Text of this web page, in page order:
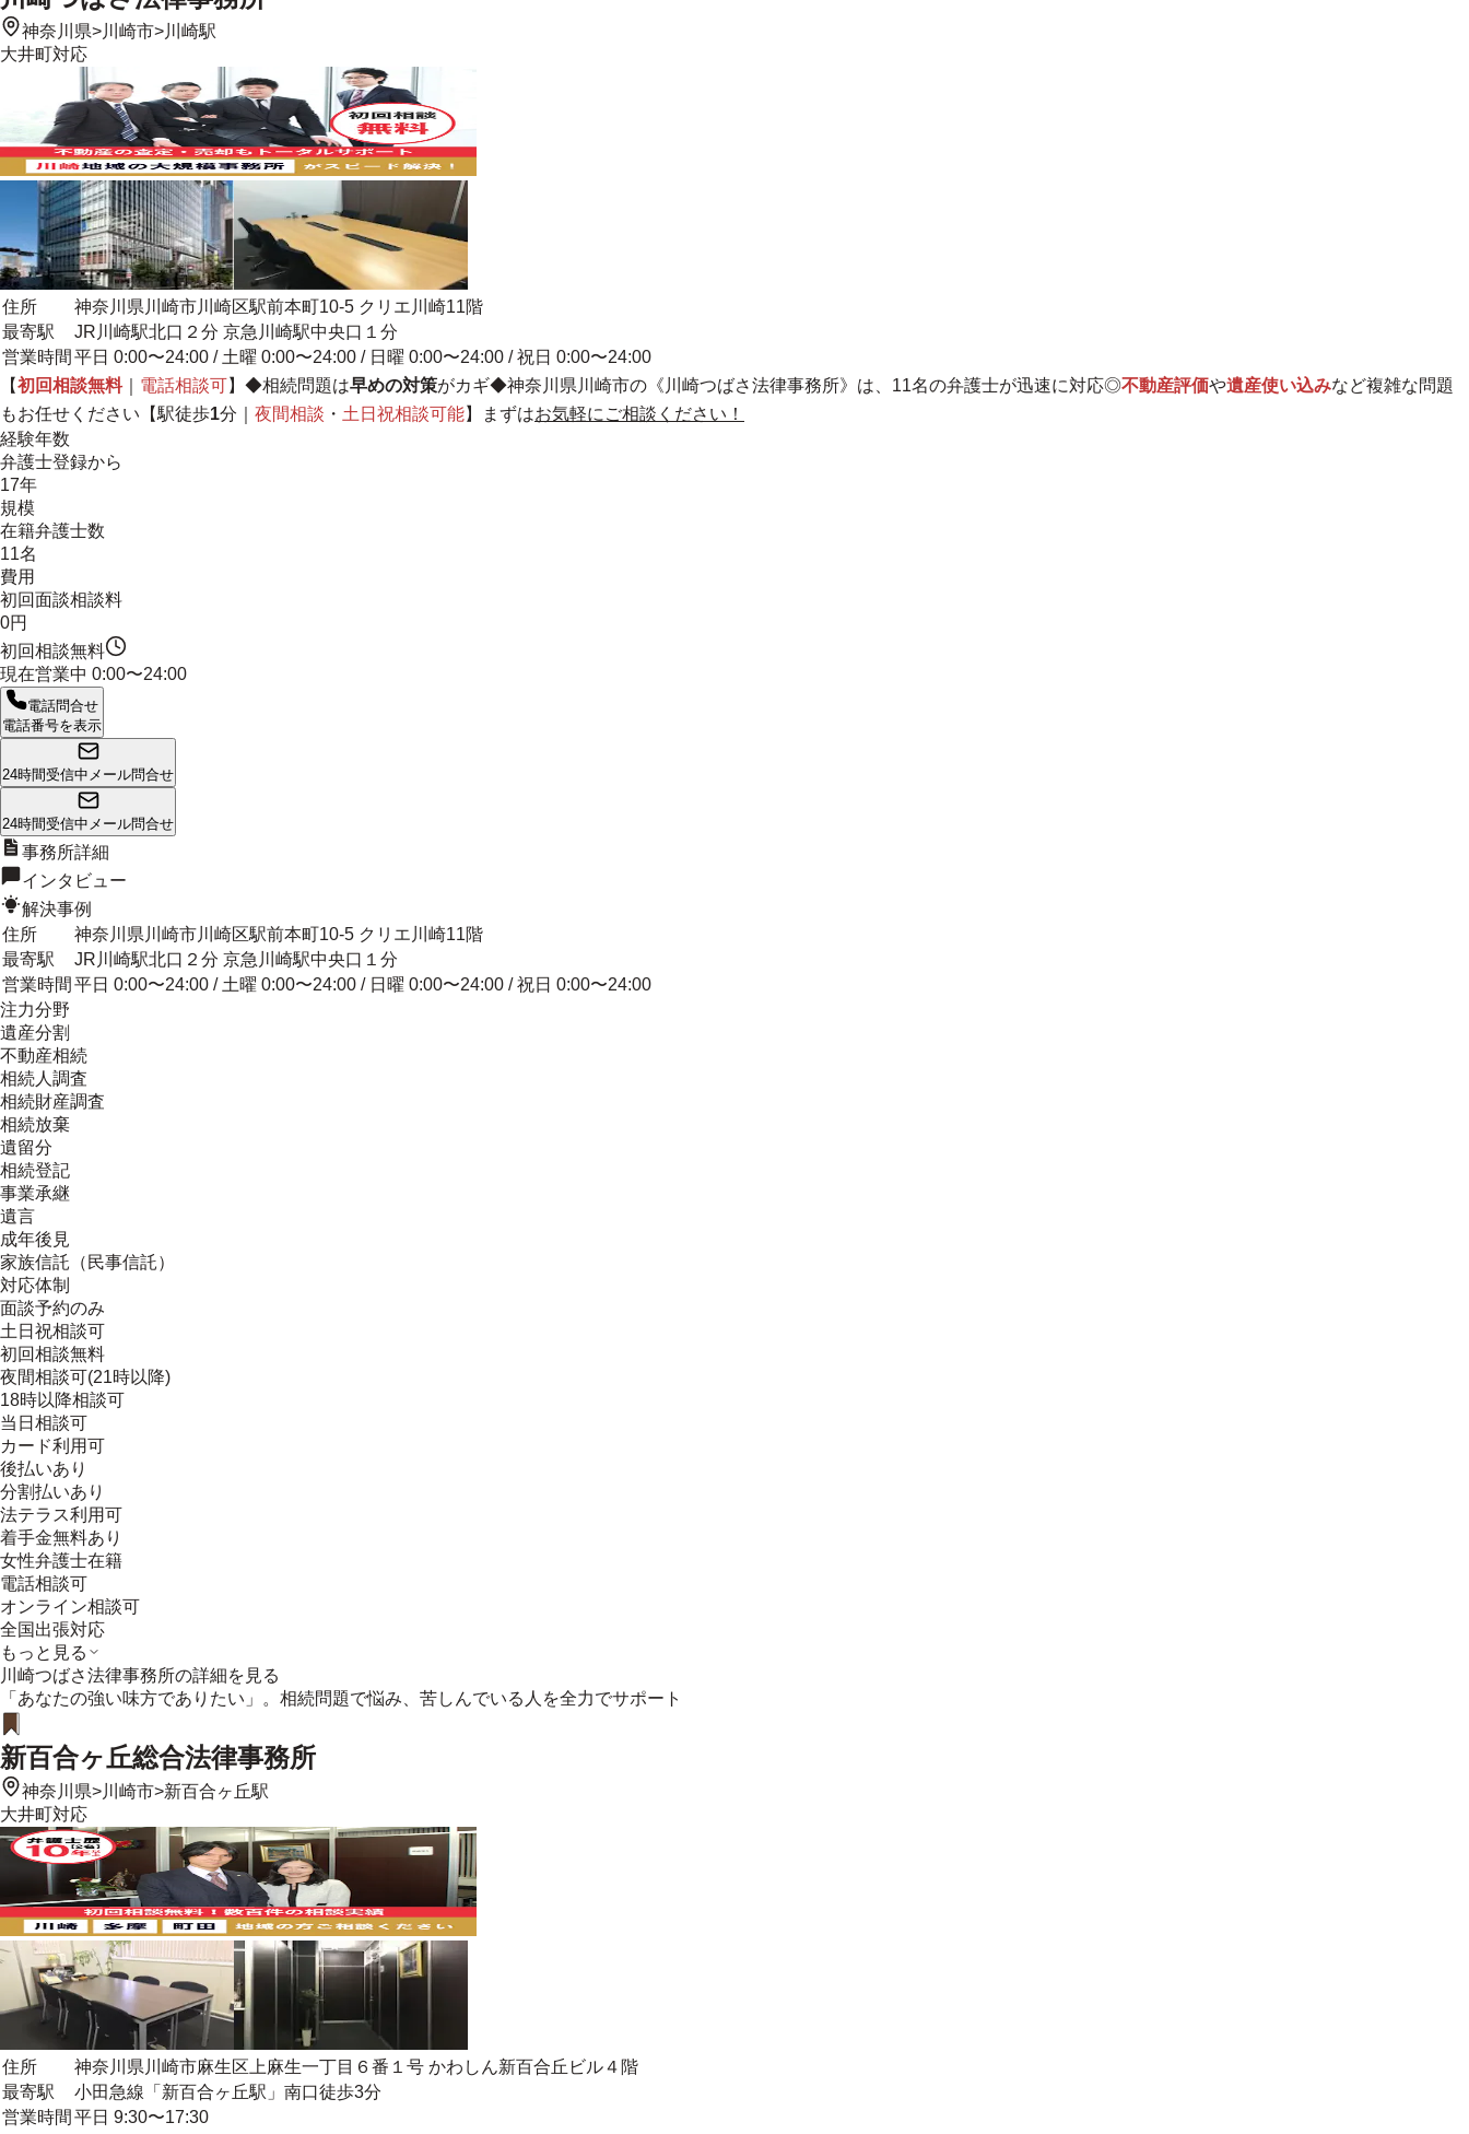
神奈川県>川崎市>川崎駅
大井町対応
住所
神奈川県川崎市川崎区駅前本町10-5 クリエ川崎11階
最寄駅
JR川崎駅北口２分 京急川崎駅中央口１分
営業時間 平日 0:00〜24:00 / 土曜 0:00〜24:00 / 日曜 0:00〜24:00 / 祝日 0:00〜24:00
【初回相談無料｜ 電話相談可】◆相続問題は早めの対策がカギ◆神奈川県川崎市の《川崎つばさ法律事務所》は、11名の弁護士が迅速に対応◎不動産評価や遺産使い込みなど複雑な問題
もお任せください【駅徒歩1分｜ 夜間相談 ・ 土日祝相談可能】まずはお気軽にご相談ください！
経験年数
弁護士登録から
17年
規模
在籍弁護士数
11名
費用
初回面談相談料
0円
初回相談無料
現在営業中 0:00〜24:00
電話問合せ
電話番号を表示
24時間受信中 メール問合せ
24時間受信中 メール問合せ
事務所詳細
インタビュー
解決事例
住所
神奈川県川崎市川崎区駅前本町10-5 クリエ川崎11階
最寄駅
JR川崎駅北口２分 京急川崎駅中央口１分
営業時間 平日 0:00〜24:00 / 土曜 0:00〜24:00 / 日曜 0:00〜24:00 / 祝日 0:00〜24:00
注力分野
遺産分割
不動産相続
相続人調査
相続財産調査
相続放棄
遺留分
相続登記
事業承継
遺言
成年後見
家族信託（民事信託）
対応体制
面談予約のみ
土日祝相談可
初回相談無料
夜間相談可(21時以降)
18時以降相談可
当日相談可
カード利用可
後払いあり
分割払いあり
法テラス利用可
着手金無料あり
女性弁護士在籍
電話相談可
オンライン相談可
全国出張対応
もっと見る
川崎つばさ法律事務所の詳細を見る
「あなたの強い味方でありたい」。相続問題で悩み、苦しんでいる人を全力でサポート
新百合ヶ丘総合法律事務所
神奈川県>川崎市>新百合ヶ丘駅
大井町対応
住所
神奈川県川崎市麻生区上麻生一丁目６番１号 かわしん新百合丘ビル４階
最寄駅
小田急線「新百合ヶ丘駅」南口徒歩3分
営業時間 平日 9:30〜17:30